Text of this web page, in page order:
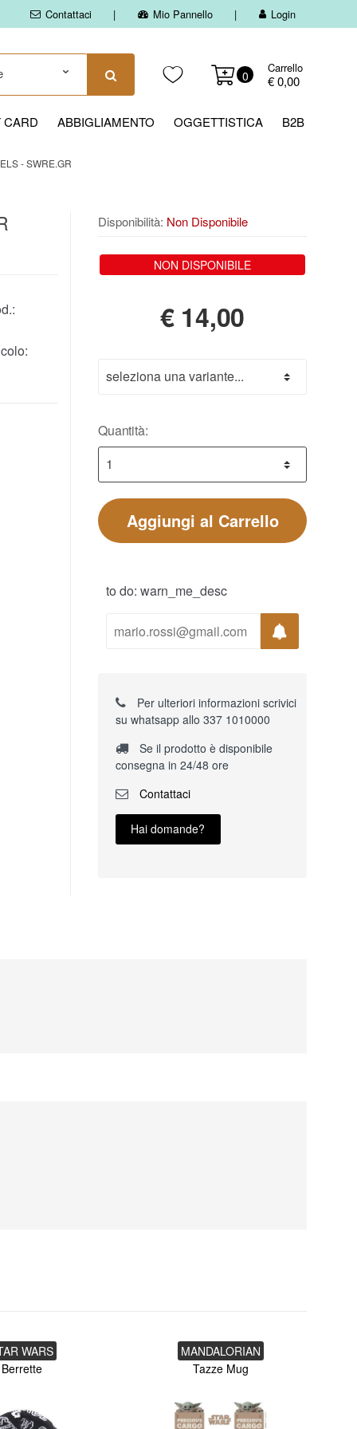
Contattaci Mio Pannello Login
0
Carrello
€ 0,00
CARD ABBIGLIAMENTO OGGETTISTICA B2B
- SWRE.GR
Disponibilità: Non Disponibile
NON DISPONIBILE
€ 14,00
Quantità:
Aggiungi al Carrello
to do: warn_me_desc
Per ulteriori informazioni scrivici
su whatsapp allo 337 1010000
Se il prodotto è disponibile
consegna in 24/48 ore
Contattaci
Hai domande?
WARS
Berrette
MANDALORIAN
Tazze Mug